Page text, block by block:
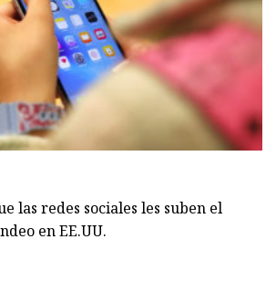
las redes sociales les suben el
en EE.UU.